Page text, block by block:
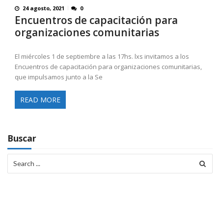
24 agosto, 2021 0
Encuentros de capacitación para
organizaciones comunitarias
El miércoles 1 de septiembre a las 17hs. lxs invitamos a los
Encuentros de capacitación para organizaciones comunitarias,
que impulsamos junto a la Se
READ MORE
Buscar
for: